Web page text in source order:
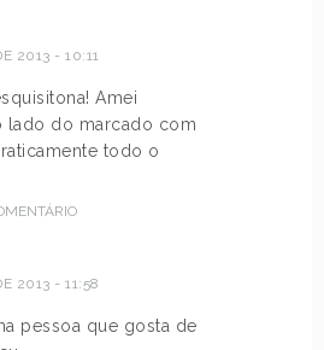
2013 - 10:11
Amei
lado do marcado com
todo o
2013 - 11:58
pessoa que gosta de